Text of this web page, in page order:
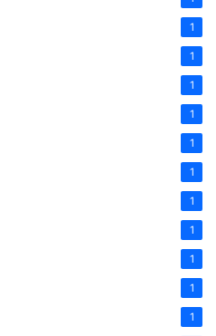
1
1
1
1
1
1
1
1
1
1
1